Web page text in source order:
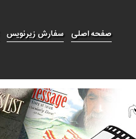
سفارش زیرنویس صفحه اصلی